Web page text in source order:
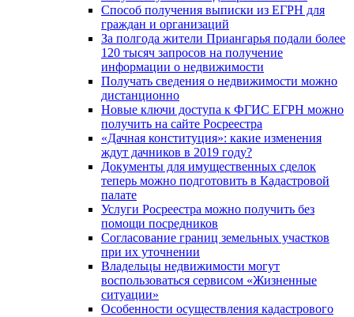
Способ получения выписки из ЕГРН для
граждан и организаций
За полгода жители Приангарья подали более
120 тысяч запросов на получение
информации о недвижимости
Получать сведения о недвижимости можно
дистанционно
Новые ключи доступа к ФГИС ЕГРН можно
получить на сайте Росреестра
«Дачная конституция»: какие изменения
ждут дачников в 2019 году?
Документы для имущественных сделок
теперь можно подготовить в Кадастровой
палате
Услуги Росреестра можно получить без
помощи посредников
Согласование границ земельных участков
при их уточнении
Владельцы недвижимости могут
воспользоваться сервисом «Жизненные
ситуации»
Особенности осуществления кадастрового